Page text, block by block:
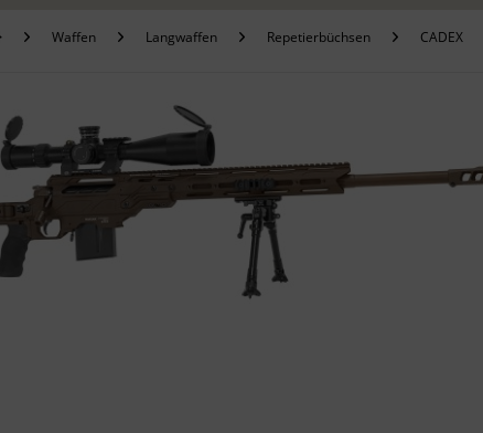
Waffen Langwaffen Repetierbüchsen CADEX